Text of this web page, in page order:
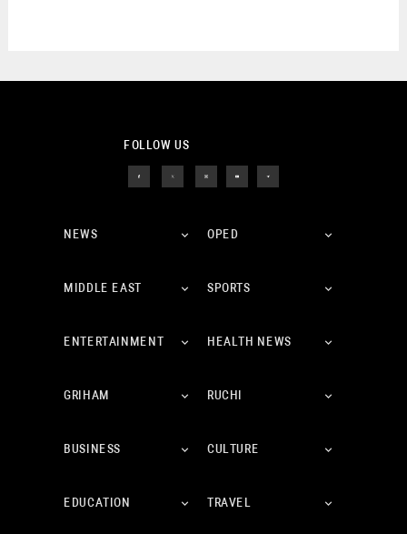
FOLLOW US
NEWS OPED
MIDDLE EAST SPORTS
ENTERTAINMENT HEALTH NEWS
GRIHAM RUCHI
BUSINESS CULTURE
EDUCATION TRAVEL